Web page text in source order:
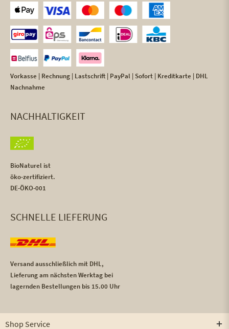
Vorkasse | Rechnung | Lastschrift | PayPal | Sofort | Kreditkarte | DHL
Nachnahme
NACHHALTIGKEIT
BioNaturel ist
öko-zertifiziert.
DE-ÖKO-001
SCHNELLE LIEFERUNG
Versand ausschließlich mit DHL,
Lieferung am nächsten Werktag bei
lagernden Bestellungen bis 15.00 Uhr
Shop Service